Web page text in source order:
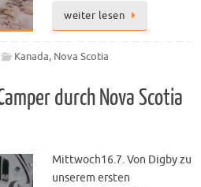
weiter lesen
Kanada, Nova Scotia
durch Nova Scotia
Mittwoch16.7. Von Digby zu
unserem ersten